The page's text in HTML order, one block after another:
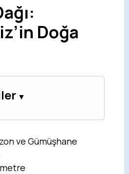
Doğa
ve Gümüşhane
metre